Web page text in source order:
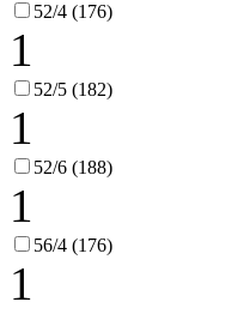
52/4 (176)
1
52/5 (182)
1
52/6 (188)
1
56/4 (176)
1